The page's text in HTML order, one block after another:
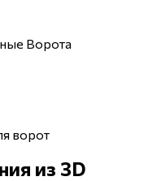
Ворота
ворот
из 3D